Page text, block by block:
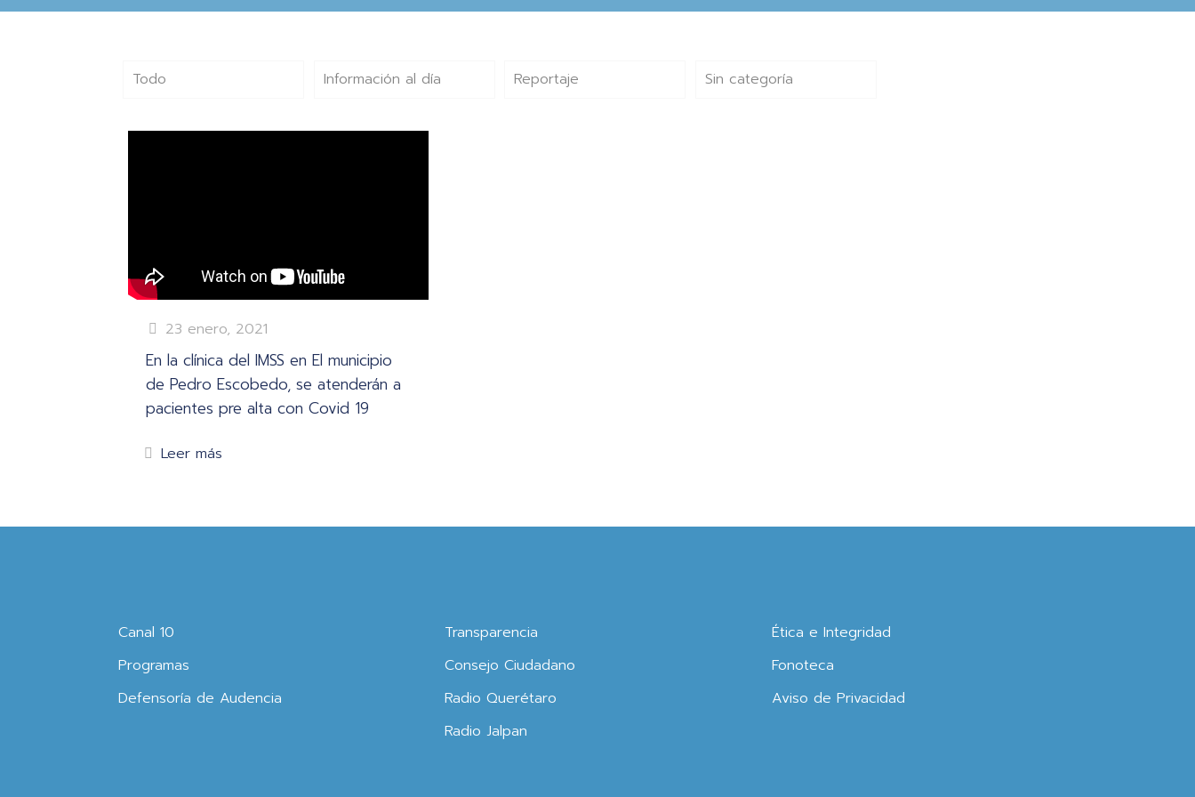
Todo Información al día Reportaje Sin categoría
23 enero, 2021
En la clínica del IMSS en El municipio
de Pedro Escobedo, se atenderán a
pacientes pre alta con Covid 19
Leer más
Canal 10
Programas
Defensoría de Audencia
Transparencia
Consejo Ciudadano
Radio Querétaro
Radio Jalpan
Ética e Integridad
Fonoteca
Aviso de Privacidad